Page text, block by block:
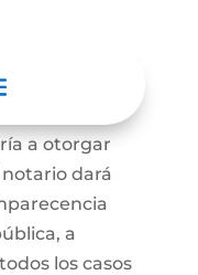
otorgar
que una
a otorgar
dará
a
los casos